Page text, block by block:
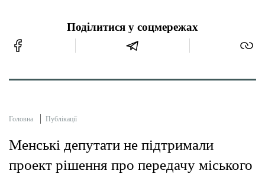
Поділитися у соцмережах
Головна Публікації
Менські депутати не підтримали
проект рішення про передачу міського